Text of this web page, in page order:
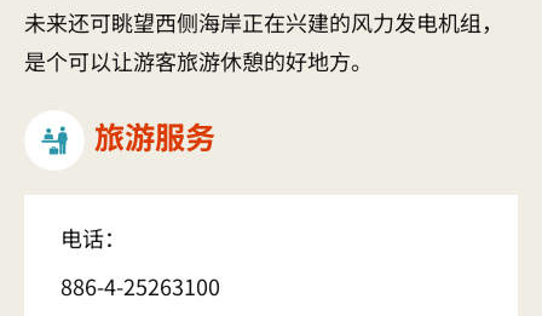
未来还可眺望西侧海岸正在兴建的风力发电机组，
是个可以让游客旅游休憩的好地方。
旅游服务
电话：
886-4-25263100